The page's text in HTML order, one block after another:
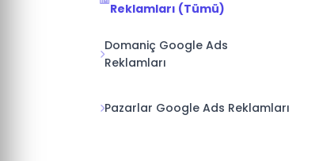
Reklamları (Tümü)
Domaniç Google Ads
Reklamları
Pazarlar Google Ads Reklamları